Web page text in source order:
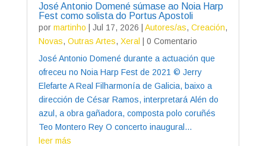
José Antonio Domené súmase ao Noia Harp
Fest como solista do Portus Apostoli
por martinho Jul 17, 2026 Autores/as, Creación,
Novas, Outras Artes, Xeral
| 0 Comentario
José Antonio Domené durante a actuación que
ofreceu no Noia Harp Fest de 2021 © Jerry
Elefarte A Real Filharmonía de Galicia, baixo a
dirección de César Ramos, interpretará Alén do
azul, a obra gañadora, composta polo coruñés
Teo Montero Rey O concerto inaugural...
leer más